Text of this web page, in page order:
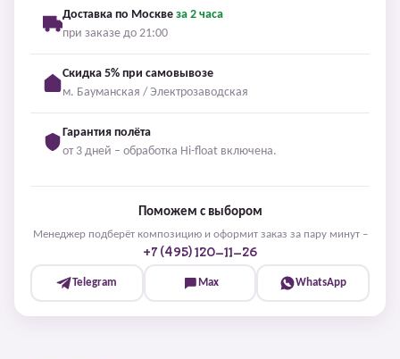
Доставка по Москве за 2 часа
при заказе до 21:00
Скидка 5% при самовывозе
м. Бауманская / Электрозаводская
Гарантия полёта
от 3 дней – обработка Hi-float включена.
Поможем с выбором
Менеджер подберёт композицию и оформит заказ за пару минут –
+7 (495) 120-11-26
Telegram Max WhatsApp